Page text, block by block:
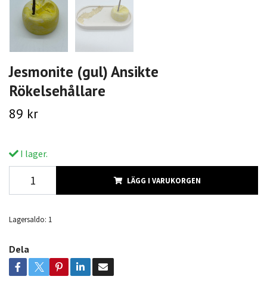
Jesmonite (gul) Ansikte
Rökelsehållare
89 kr
I lager.
LÄGG I VARUKORGEN
Lagersaldo: 1
Dela